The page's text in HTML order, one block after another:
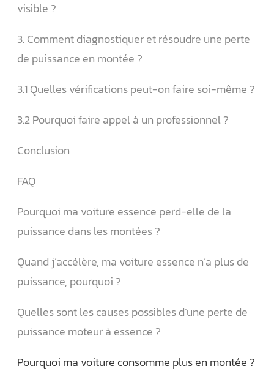
visible ?
3. Comment diagnostiquer et résoudre une perte
de puissance en montée ?
3.1 Quelles vérifications peut-on faire soi-même ?
3.2 Pourquoi faire appel à un professionnel ?
Conclusion
FAQ
Pourquoi ma voiture essence perd-elle de la
puissance dans les montées ?
Quand j’accélère, ma voiture essence n’a plus de
puissance, pourquoi ?
Quelles sont les causes possibles d’une perte de
puissance moteur à essence ?
Pourquoi ma voiture consomme plus en montée ?